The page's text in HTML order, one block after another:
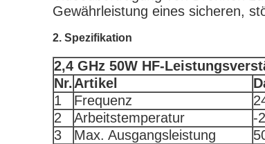
Gewährleistung eines sicheren,
2. Spezifikation
2,4 GHz 50W HF-
Nr.Artikel
1
Frequenz
2
Arbeitstemperatur -
3
Max. Ausgangsleistung